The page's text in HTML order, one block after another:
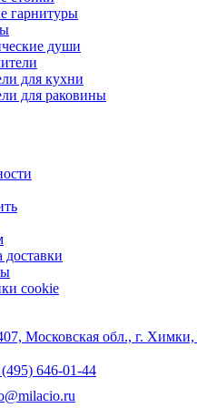
гарнитуры
души
для кухни
для раковины
доставки
cookie
Московская обл., г.
646-01-44